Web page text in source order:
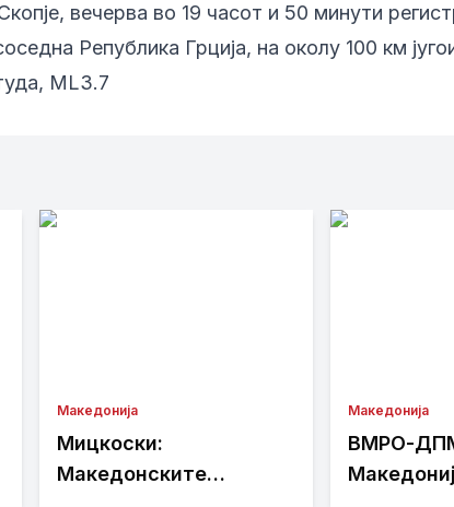
вечерва во 19 часот и 50 минути
Република Грција, на околу 100 км
ML3.7
Македонија
Мицкоски:
Македонските
Македонија
ВМРО-